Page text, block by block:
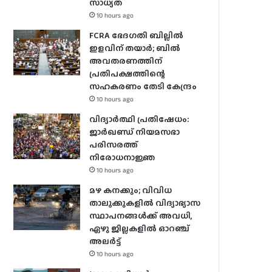
സാധ്യത
10 hours ago
FCRA ഭേദഗതി ബില്ലിൽ
ഇളവിന് തയാർ; ബിൽ
അവതരണത്തിന്
പ്രതിപക്ഷത്തിന്റെ
സഹകരണം തേടി കേന്ദ്രം
10 hours ago
വിദ്യാർത്ഥി പ്രതിഷേധം:
ജാർഖണ്ഡ് നിയമസഭാ
പരിസരത്ത്
നിരോധനാജ്ഞ
10 hours ago
മഴ കനക്കും; വിവിധ
താലൂക്കുകളില്‍ വിദ്യാഭ്യാസ
സ്ഥാപനങ്ങള്‍ക്ക് അവധി,
ഏഴു ജില്ലകളില്‍ ഓറഞ്ച്
അലർ‌ട്ട്
10 hours ago